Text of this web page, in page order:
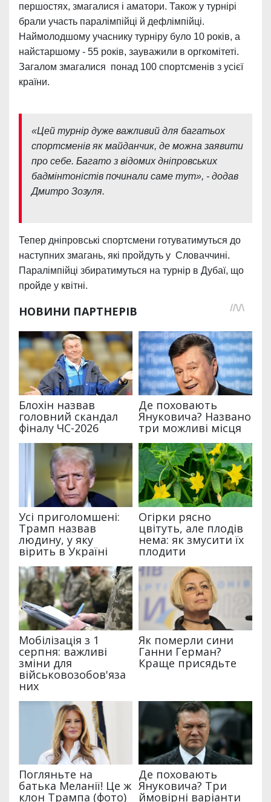
першостях, змагалися і аматори. Також у турнірі
брали участь паралімпійці й дефлімпійці.
Наймолодшому учаснику турніру було 10 років, а
найстаршому - 55 років, зауважили в оргкомітеті.
Загалом змагалися понад 100 спортсменів з усієї
країни.
«Цей турнір дуже важливий для багатьох
спортсменів як майданчик, де можна заявити
про себе. Багато з відомих дніпровських
бадмінтоністів починали саме тут», - додав
Дмитро Зозуля.
Тепер дніпровські спортсмени готуватимуться до
наступних змагань, які пройдуть у Словаччині.
Паралімпійці збиратимуться на турнір в Дубаї, що
пройде у квітні.